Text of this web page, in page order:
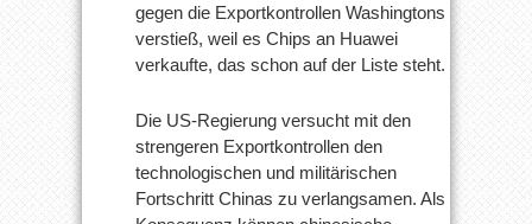
gegen die Exportkontrollen Washingtons
verstieß, weil es Chips an Huawei
verkaufte, das schon auf der Liste steht.
Die US-Regierung versucht mit den
strengeren Exportkontrollen den
technologischen und militärischen
Fortschritt Chinas zu verlangsamen. Als